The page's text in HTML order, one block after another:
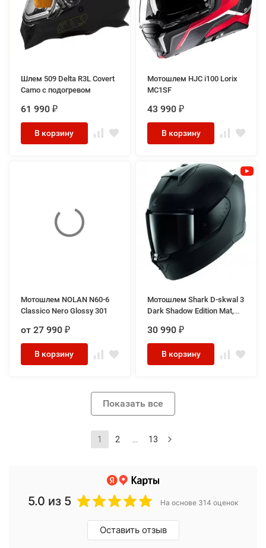
Шлем 509 Delta R3L Covert
Camo с подогревом
61 990 ₽
В корзину
Мотошлем HJC i100 Lorix
MC1SF
43 990 ₽
В корзину
Мотошлем NOLAN N60-6
Classico Nero Glossy 301
от 27 990₽
В корзину
Мотошлем Shark D-skwal 3
Dark Shadow Edition Mat,
30 990 ₽
В корзину
Показать все
1 2 13